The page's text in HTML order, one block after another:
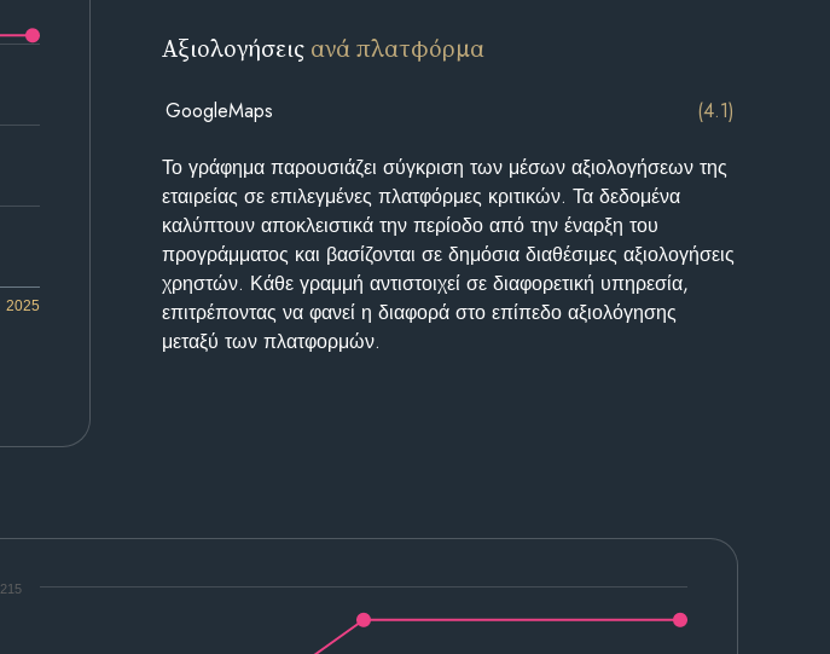
2025
Αξιολογήσεις ανά πλατφόρμα
GoogleMaps (4.1)
Το γράφημα παρουσιάζει σύγκριση των μέσων αξιολογήσεων της
εταιρείας σε επιλεγμένες πλατφόρμες κριτικών. Τα δεδομένα
καλύπτουν αποκλειστικά την περίοδο από την έναρξη του
προγράμματος και βασίζονται σε δημόσια διαθέσιμες αξιολογήσεις
χρηστών. Κάθε γραμμή αντιστοιχεί σε διαφορετική υπηρεσία,
επιτρέποντας να φανεί η διαφορά στο επίπεδο αξιολόγησης
μεταξύ των πλατφορμών.
215